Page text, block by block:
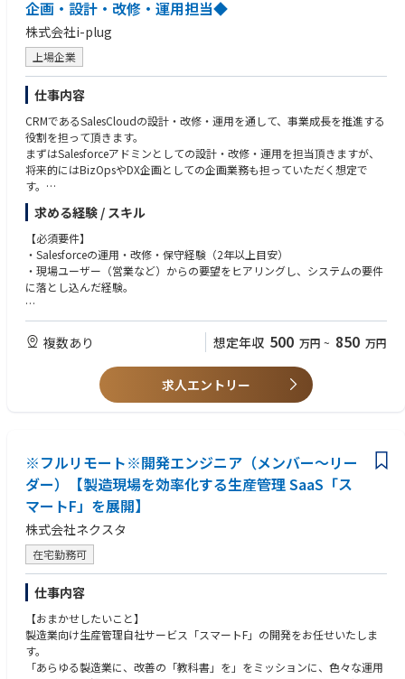
裁者（経営層・事業責任者）へのアプローチ戦略を立案・実行します。
●ビジネス・コンサルティング（提案・ROI設計）
顧客経営層との対話を通じて、本質的な経営課題（As-Is）と理想像（To-B
e）のギャップを特定します。技術導入ありきではなく、投資対効果（RO
I）やビジネスプロセス変革（DX）の観点から、Ristの技術資産を活用した
解決策を企画・提案します。
●プロジェクト・オーナーシップ（合意形成・指揮）
社内のテクニカルセールス（TS）、プロジェクトマネージャー（PM）、
エンジニアをアサインし、最適なチームを組成します。契約交渉、価格決
定、ステークホルダー間の利害調整を行い、プロジェクトを成約（受注）
まで導くとともに、納品後のビジネス価値創出まで責任を持ちます。
■求める人物像
￣￣￣￣￣￣￣
・構想力: 目の前の事象にとらわれず、全体俯瞰で課題を構造化できる方
・リーダーシップ: 権限がなくとも、専門性の高いメンバーをリスペクト
し、チームを動かせる方
・オーナーシップ: 担当アカウントの成長と、Ristの事業利益に対して、当
事者意識を持ってコミットできる方
・顧客の業界や規模を問わず、そのビジネスモデルを深く理解しようとす
る知的好奇心をお持ちの方
企画・設計・改修・運用担当◆
株式会社i-plug
上場企業
仕事内容
CRMであるSalesCloudの設計・改修・運用を通して、事業成長を推進する
役割を担って頂きます。
まずはSalesforceアドミンとしての設計・改修・運用を担当頂きますが、
将来的にはBizOpsやDX企画としての企画業務も担っていただく想定で
す。
【主な業務内容】
・Salesforceの設計・改修・運用
・業務プロセス設計と改善
・各部門の業務プロセスを分析し、課題を特定
・効率化、標準化、自動化に向けた業務プロセスを設計、構築
・新しい業務プロセス導入後の効果測定、継続的な改善
・Salesforceをはじめとする各種データソースからのデータ収集、分析、
可視化
・事業課題の発見、改善策の立案、効果検証
・データに基づいた意思決定を支援するためのレポート、ダッシュボード
・Salesforceの設計・改修・運用
（将来的には）Salestechの企画・導入・運用、BIツール（Tableau）の設
計・構築・運用
・職務内容の変更の範囲：会社の定めるすべての業務
【組織詳細とミッション】
所属部門：事業企画部DX推進グループ
組織人数：4名
・営業DX戦略策及び実行
・BI（Tableau）ツールの企画・推進
・Salestechの企画率・導入・推進
・Salesforceの設計・改修（開発）・運用
求める経験 / スキル
【必須要件】
・Salesforceの運用・改修・保守経験（2年以上目安）
・現場ユーザー（営業など）からの要望をヒアリングし、システムの要件
に落とし込んだ経験。
【歓迎する要素】
・課題特定・企画立案・Pjt組成・Pjt推進等の企画業務経験
・Tableau、PowerBIなどのBIツールの使用経験
・スプレッドシート・SQL・SOQLを用いたデータ抽出、加工・分析経験
・Salesforceの資格保持者
複数あり 想定年収 500 万円 ~ 850 万円
求人エントリー
※フルリモート※開発エンジニア（メンバー～リー
ダー）【製造現場を効率化する生産管理 SaaS「ス
マートF」を展開】
株式会社ネクスタ
在宅勤務可
仕事内容
【おまかせしたいこと】
製造業向け生産管理自社サービス「スマートF」の開発をお任せいたしま
す。
「あらゆる製造業に、改善の「教科書」を」をミッションに、色々な運用